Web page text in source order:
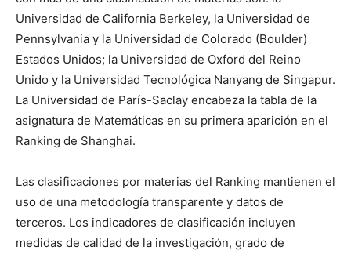
Universidad de California Berkeley, la Universidad de
Pennsylvania y la Universidad de Colorado (Boulder)
Estados Unidos; la Universidad de Oxford del Reino
Unido y la Universidad Tecnológica Nanyang de Singapur.
La Universidad de París-Saclay encabeza la tabla de la
asignatura de Matemáticas en su primera aparición en el
Ranking de Shanghai.
Las clasificaciones por materias del Ranking mantienen el
uso de una metodología transparente y datos de
terceros. Los indicadores de clasificación incluyen
medidas de calidad de la investigación, grado de